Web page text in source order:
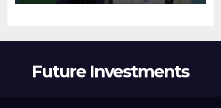
Future Investments